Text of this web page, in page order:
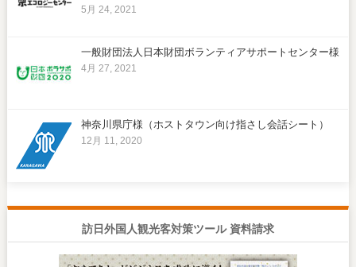
5月 24, 2021
一般財団法人日本財団ボランティアサポートセンター様
4月 27, 2021
神奈川県庁様（ホストタウン向け指さし会話シート）
12月 11, 2020
訪日外国人観光客対策ツール 資料請求